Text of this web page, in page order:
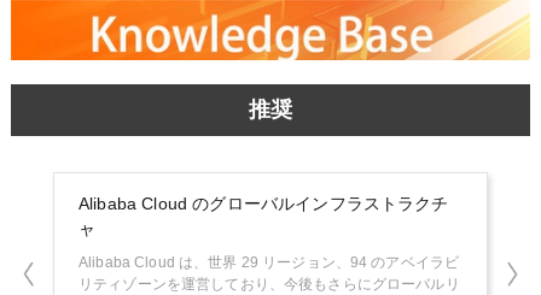
推奨
Alibaba Cloud のグローバルインフラストラクチ
ャ
Alibaba Cloud は、世界 29 リージョン、94 のアベイラビ
リティゾーンを運営しており、今後もさらにグローバルリ